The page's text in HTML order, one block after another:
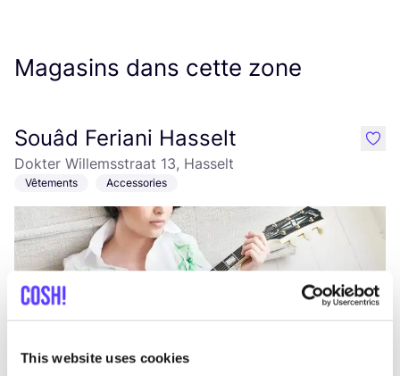
This website uses cookies
Magasins dans cette zone
Souâd Feriani Hasselt
Dokter Willemsstraat 13, Hasselt
Vêtements Accessories
like